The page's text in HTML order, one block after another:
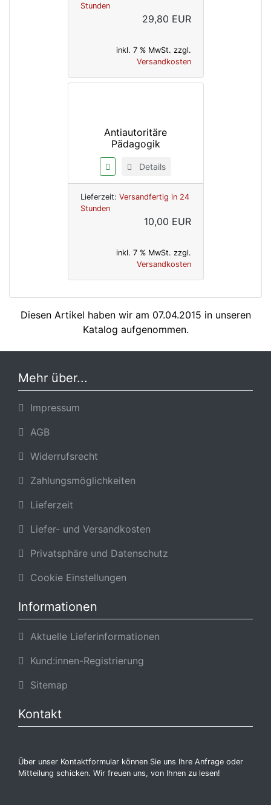
Stunden
29,80 EUR
inkl. 7 % MwSt. zzgl.
Versandkosten
Antiautoritäre
Pädagogik
Details
Lieferzeit: Versandfertig in 24
Stunden
10,00 EUR
inkl. 7 % MwSt. zzgl.
Versandkosten
Diesen Artikel haben wir am 07.04.2015 in unseren
Katalog aufgenommen.
Mehr über...
Impressum
AGB
Widerrufsrecht
Zahlungsmöglichkeiten
Lieferzeit
Liefer- und Versandkosten
Privatsphäre und Datenschutz
Cookie Einstellungen
Informationen
Aktuelle Lieferinformationen
Kund:innen-Registrierung
Sitemap
Kontakt
Über unser Kontaktformular können Sie uns Ihre Anfrage oder
Mitteilung schicken. Wir freuen uns, von Ihnen zu lesen!